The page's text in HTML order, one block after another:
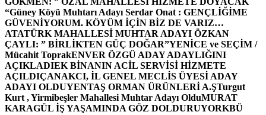
“Güney Köyü Muhtarı Adayı Serdar Onat : GENÇLİĞİME
GÜVENİYORUM. KÖYÜM İÇİN BİZ DE VARIZ…
ATATÜRK MAHALLESİ MUHTAR ADAYI ÖZKAN
ÇAYLI: ” BİRLİKTEN GÜÇ DOĞAR”YENİCE ve SEÇİM /
Mücahit ToprakENVER ÖZGÜ ADAY ADAYLIĞINI
AÇIKLADIEK BİNANIN ACİL SERVİSİ HİZMETE
AÇILDIÇANAKCI, İL GENEL MECLİS ÜYESİ ADAY
ADAYI OLDUYENTAŞ ORMAN ÜRÜNLERİ A.ŞTurgut
Kurt , Yirmibeşler Mahallesi Muhtar Adayı OlduMURAT
KARAGÜL İŞ YAŞAMINDA GÖZ DOLDURUYORKBÜ